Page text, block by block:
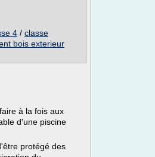
4 / classe
bois exterieur
à la fois aux
d'une piscine
protégé des